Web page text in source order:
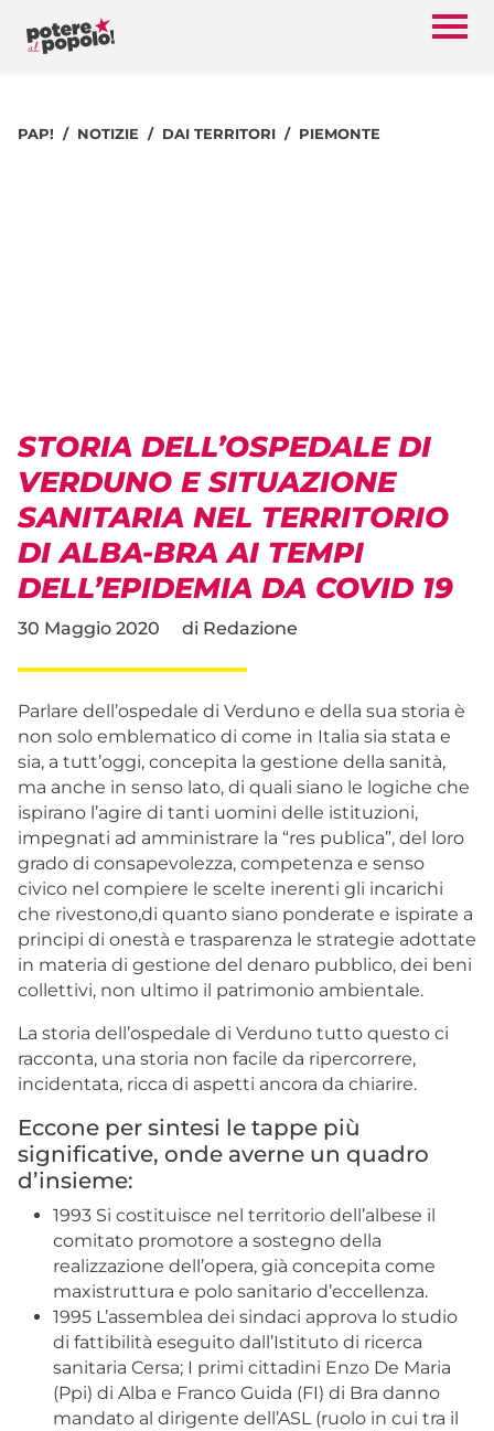
PAP! NOTIZIE DAI TERRITORI PIEMONTE
STORIA DELL’OSPEDALE DI
VERDUNO E SITUAZIONE
SANITARIA NEL TERRITORIO
DI ALBA-BRA AI TEMPI
DELL’EPIDEMIA DA COVID 19
30 Maggio 2020 di Redazione
Parlare dell’ospedale di Verduno e della sua storia è
non solo emblematico di come in Italia sia stata e
sia, a tutt’oggi, concepita la gestione della sanità,
ma anche in senso lato, di quali siano le logiche che
ispirano l’agire di tanti uomini delle istituzioni,
impegnati ad amministrare la “res publica”, del loro
grado di consapevolezza, competenza e senso
civico nel compiere le scelte inerenti gli incarichi
che rivestono,di quanto siano ponderate e ispirate a
principi di onestà e trasparenza le strategie adottate
in materia di gestione del denaro pubblico, dei beni
collettivi, non ultimo il patrimonio ambientale.
La storia dell’ospedale di Verduno tutto questo ci
racconta, una storia non facile da ripercorrere,
incidentata, ricca di aspetti ancora da chiarire.
Eccone per sintesi le tappe più
significative, onde averne un quadro
d’insieme:
1993 Si costituisce nel territorio dell’albese il
comitato promotore a sostegno della
realizzazione dell’opera, già concepita come
maxistruttura e polo sanitario d’eccellenza.
1995 L’assemblea dei sindaci approva lo studio
di fattibilità eseguito dall’Istituto di ricerca
sanitaria Cersa; I primi cittadini Enzo De Maria
(Ppi) di Alba e Franco Guida (FI) di Bra danno
mandato al dirigente dell’ASL (ruolo in cui tra il